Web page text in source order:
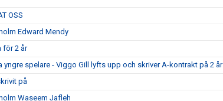
OSS
Edward Mendy
för 2 år
yngre spelare - Viggo Gill lyfts upp och skriver A-kontrakt på 2 år
på
Waseem Jafleh